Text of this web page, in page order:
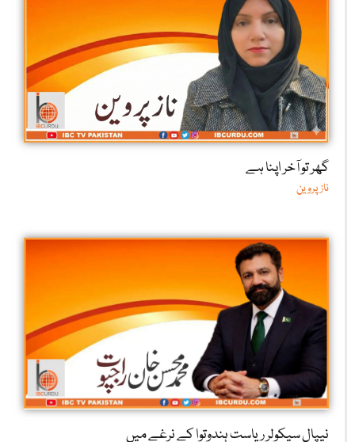
گھر تو آخر اپنا ہے
ناز پروین
نیپال سیکولر ریاست ہندوتوا کے نرغے میں